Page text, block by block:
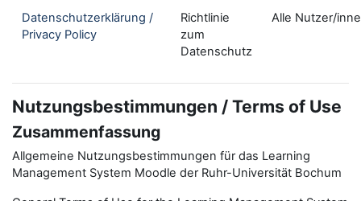
Datenschutzerklärung /
Privacy Policy
Richtlinie
zum
Datenschutz
Alle Nutzer/
Nutzungsbestimmungen / Terms of Use
Zusammenfassung
Allgemeine Nutzungsbestimmungen für das Learning
Management System Moodle der Ruhr-Universität Bochum